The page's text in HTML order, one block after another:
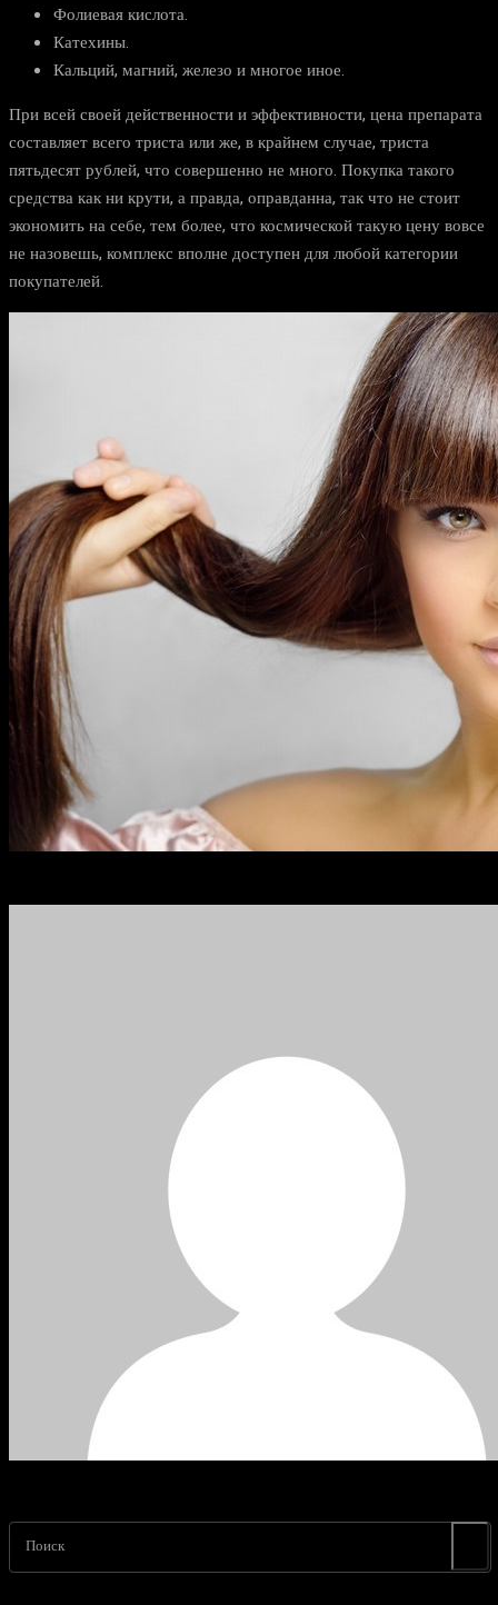
Фолиевая кислота.
Катехины.
Кальций, магний, железо и многое иное.
При всей своей действенности и эффективности, цена препарата
составляет всего триста или же, в крайнем случае, триста
пятьдесят рублей, что совершенно не много. Покупка такого
средства как ни крути, а правда, оправданна, так что не стоит
экономить на себе, тем более, что космической такую цену вовсе
не назовешь, комплекс вполне доступен для любой категории
покупателей.
Поиск